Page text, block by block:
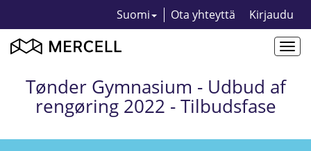
Suomi Ota yhteyttä Kirjaudu
Tønder Gymnasium - Udbud af
rengøring 2022 - Tilbudsfase